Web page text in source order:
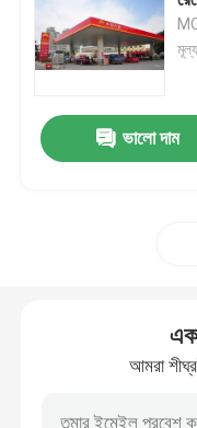
স্পেস ফ্রেম নোড
অ্যালুমিনিয়াম পর্দা প্রাচীর
ছাদের গম্বুজ স্কাইলাইট
ভালো দাম
আমরা